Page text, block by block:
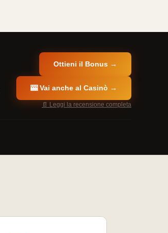
Ottieni il Bonus →
🎰 Vai anche al Casinò →
📄 Leggi la recensione completa